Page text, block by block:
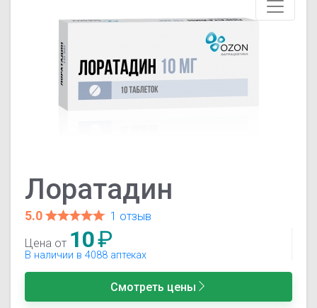
Лоратадин
5.0
1 отзыв
Цена от 10₽
В наличии в 4088 аптеках
Смотреть цены